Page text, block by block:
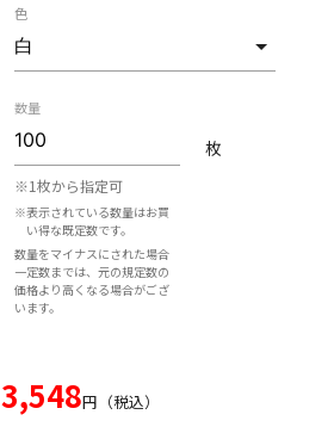
色
数量
※1枚から指定可
※表示されている数量はお買
い得な既定数です。
数量をマイナスにされた場合
一定数までは、元の規定数の
価格より高くなる場合がござ
います。
枚
3,548円（税込）